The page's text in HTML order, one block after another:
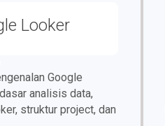
Looker
Google
analisis data,
struktur project, dan